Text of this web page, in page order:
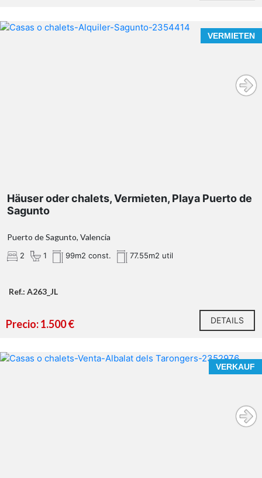
VERMIETEN
Häuser oder chalets, Vermieten, Playa Puerto de
Sagunto
Puerto de Sagunto, Valencia
2 1 99m2 const. 77.55m2 util
Ref.: A263_JL
Precio: 1.500 € DETAILS
VERKAUF